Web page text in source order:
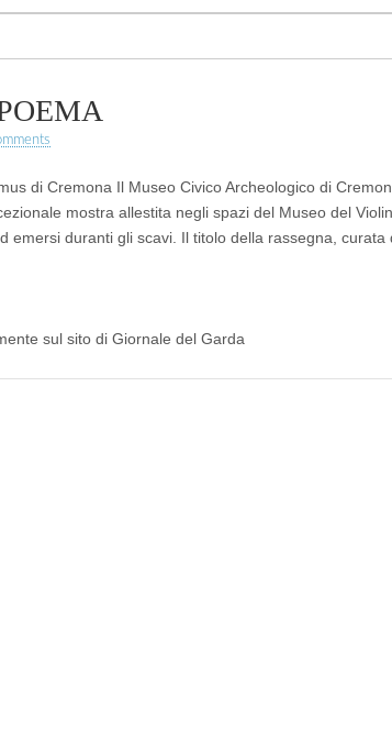
di Cremona Il Museo Civico Archeologico di
mostra allestita negli spazi del Museo del
emersi duranti gli scavi. Il titolo della rassegna,
sul sito di Giornale del Garda